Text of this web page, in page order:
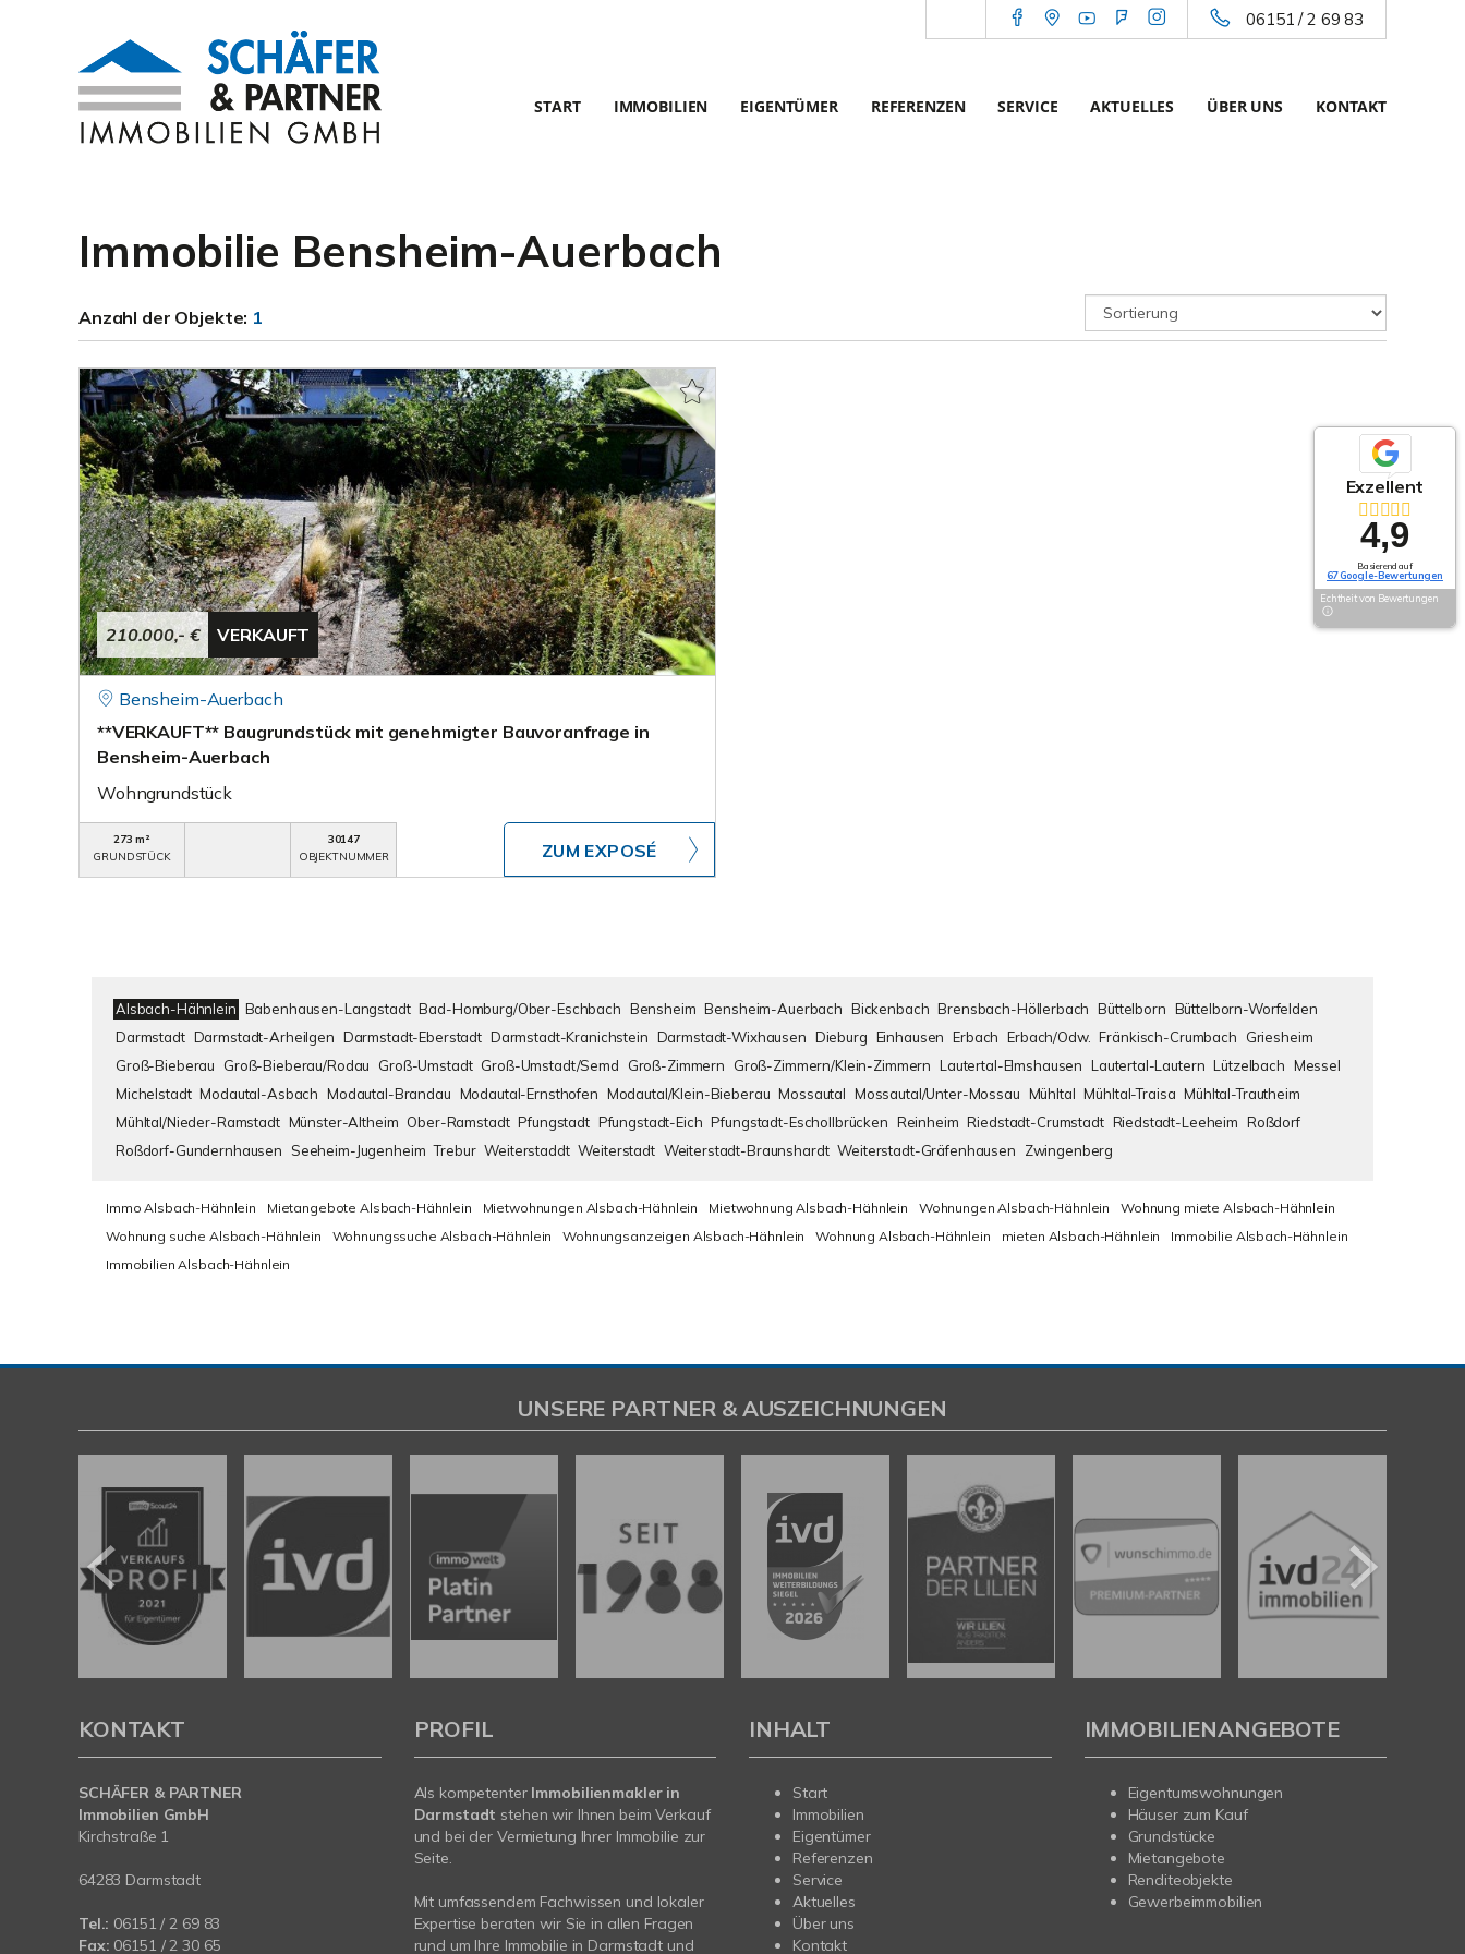
06151 / 2 69 83
START IMMOBILIEN EIGENTÜMER REFERENZEN SERVICE AKTUELLES ÜBER UNS KONTAKT
Immobilie Bensheim-Auerbach
Anzahl der Objekte: 1
210.000,- € VERKAUFT
Bensheim-Auerbach
**VERKAUFT** Baugrundstück mit genehmigter Bauvoranfrage in
Bensheim-Auerbach
Wohngrundstück
273 m²
GRUNDSTÜCK
30147
OBJEKTNUMMER
ZUM EXPOSÉ
Alsbach-Hähnlein Babenhausen-Langstadt Bad-Homburg/Ober-Eschbach Bensheim Bensheim-Auerbach Bickenbach Brensbach-Höllerbach Büttelborn Büttelborn-Worfelden
Darmstadt Darmstadt-Arheilgen Darmstadt-Eberstadt Darmstadt-Kranichstein Darmstadt-Wixhausen Dieburg Einhausen Erbach Erbach/Odw. Fränkisch-Crumbach
Griesheim
Groß-Bieberau
Groß-Bieberau/Rodau Groß-Umstadt Groß-Umstadt/Semd Groß-Zimmern Groß-Zimmern/Klein-Zimmern Lautertal-Elmshausen Lautertal-Lautern Lützelbach Messel
Michelstadt Modautal-Asbach Modautal-Brandau Modautal-Ernsthofen Modautal/Klein-Bieberau Mossautal Mossautal/Unter-Mossau Mühltal Mühltal-Traisa Mühltal-Trautheim
Mühltal/Nieder-Ramstadt Münster-Altheim Ober-Ramstadt Pfungstadt Pfungstadt-Eich Pfungstadt-Eschollbrücken Reinheim Riedstadt-Crumstadt Riedstadt-Leeheim Roßdorf
Roßdorf-Gundernhausen Seeheim-Jugenheim Trebur Weiterstaddt Weiterstadt Weiterstadt-Braunshardt Weiterstadt-Gräfenhausen Zwingenberg
Immo Alsbach-Hähnlein Mietangebote Alsbach-Hähnlein Mietwohnungen Alsbach-Hähnlein Mietwohnung Alsbach-Hähnlein Wohnungen Alsbach-Hähnlein
Wohnung miete Alsbach-Hähnlein
Wohnung suche Alsbach-Hähnlein
Wohnungssuche Alsbach-Hähnlein Wohnungsanzeigen Alsbach-Hähnlein Wohnung Alsbach-Hähnlein mieten Alsbach-Hähnlein
Immobilie Alsbach-Hähnlein
Immobilien Alsbach-Hähnlein
Exzellent
4,9
Basierend auf
67 Google-Bewertungen
Echtheit von Bewertungen
UNSERE PARTNER & AUSZEICHNUNGEN
KONTAKT
SCHÄFER & PARTNER
Immobilien GmbH
Kirchstraße 1
64283 Darmstadt
Tel.: 06151 / 2 69 83
Fax: 06151 / 2 30 65
PROFIL
Als kompetenter Immobilienmakler in
Darmstadt stehen wir Ihnen beim Verkauf
und bei der Vermietung Ihrer Immobilie zur
Seite.
Mit umfassendem Fachwissen und lokaler
Expertise beraten wir Sie in allen Fragen
rund um Ihre Immobilie in Darmstadt und
INHALT
Start
Immobilien
Eigentümer
Referenzen
Service
Aktuelles
Über uns
Kontakt
IMMOBILIENANGEBOTE
Eigentumswohnungen
Häuser zum Kauf
Grundstücke
Mietangebote
Renditeobjekte
Gewerbeimmobilien